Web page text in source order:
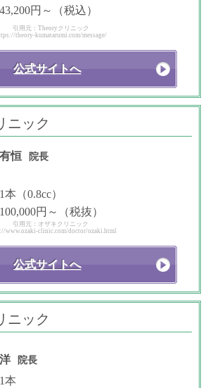
43,200円～（税込）
引用元：Theoryクリニック
theory-kumatarumi.com/message/
公式サイトへ
ニック
恒 院長
1本（0.8cc）
100,000円～（税抜）
引用元：オザキクリニック
www.ozaki-clinic.com/doctor/ozaki.html
公式サイトへ
ニック
院長
1本